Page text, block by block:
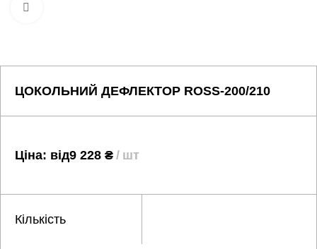
ЦОКОЛЬНИЙ ДЕФЛЕКТОР ROSS-200/210
Ціна: від9 228 ₴ шт
Кількість